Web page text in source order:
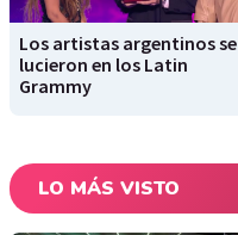
Los artistas argentinos se
lucieron en los Latin
Grammy
LO MÁS VISTO